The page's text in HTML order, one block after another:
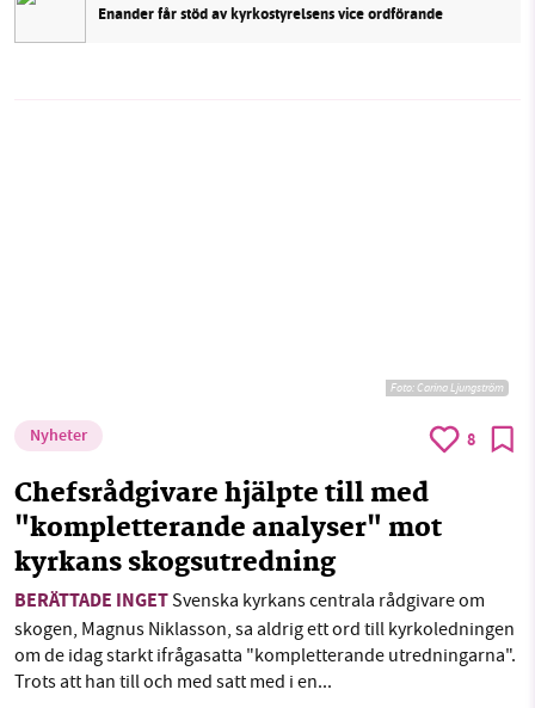
Enander får stöd av kyrkostyrelsens vice ordförande
Foto: Carina Ljungström
Nyheter 8
Chefsrådgivare hjälpte till med
"kompletterande analyser" mot
kyrkans skogsutredning
BERÄTTADE INGETSvenska kyrkans centrala rådgivare om
skogen, Magnus Niklasson, sa aldrig ett ord till kyrkoledningen
om de idag starkt ifrågasatta "kompletterande utredningarna".
Trots att han till och med satt med i en...